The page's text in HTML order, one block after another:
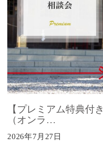
【プレミアム特典付
（オンラ…
2026年7月27日